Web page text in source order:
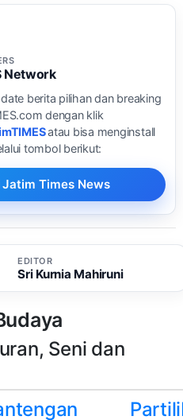
Network
berita pilihan dan breaking
dengan klik
atau bisa menginstall
tombol berikut:
Times News
EDITOR
Sri Kurnia Mahiruni
Seni dan